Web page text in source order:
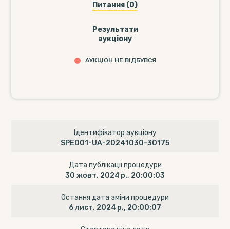
Питання (0)
Результати
аукціону
АУКЦІОН НЕ ВІДБУВСЯ
Ідентифікатор аукціону
SPE001-UA-20241030-30175
Дата публікації процедури
30 жовт. 2024 р., 20:00:03
Остання дата зміни процедури
6 лист. 2024 р., 20:00:07